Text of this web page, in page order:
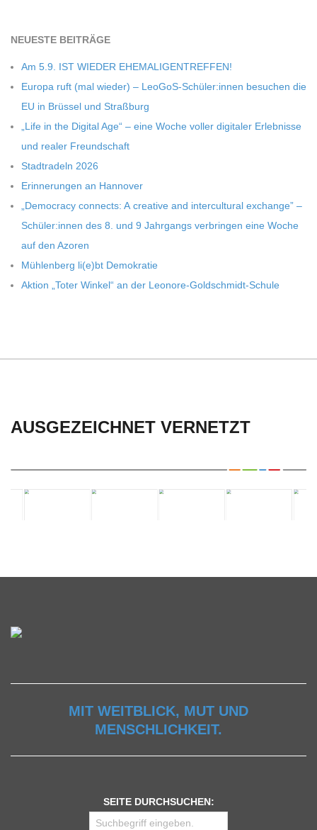
D
T
-
S
C
H
U
E
NEU­ESTE BEITRÄGE
Am 5.9. IST WIEDER EHEMALIGENTREFFEN!
Europa ruft (mal wie­der) – LeoGoS-Schüler:innen besu­chen die
EU in Brüs­sel und Straßburg
„Life in the Digi­tal Age“ – eine Woche vol­ler digi­ta­ler Erleb­nisse
und rea­ler Freundschaft
Stadt­ra­deln 2026
Erin­ne­run­gen an Hannover
„Demo­cracy con­nects: A crea­tive and inter­cul­tu­ral exch­ange” –
Schüler:innen des 8. und 9 Jahr­gangs ver­brin­gen eine Woche
auf den Azoren
Müh­len­berg li(e)bt Demokratie
Aktion „Toter Win­kel“ an der Leonore-Goldschmidt-Schule
AUSGEZEICHNET VERNETZT
MIT WEITBLICK, MUT UND
MENSCHLICHKEIT.
SEITE DURCHSUCHEN: